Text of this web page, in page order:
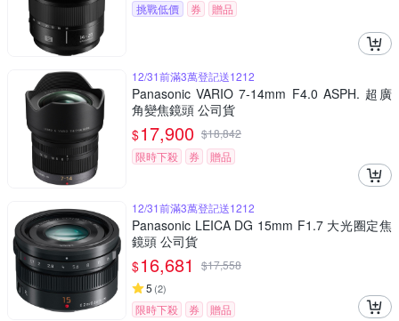
挑戰低價
券 贈品
12/31前滿3萬登記送1212
Panasonic VARIO 7-14mm F4.0 ASPH. 超廣
角變焦鏡頭 公司貨
$17,900 $18,842
限時下殺
券 贈品
12/31前滿3萬登記送1212
Panasonic LEICA DG 15mm F1.7 大光圈定焦
鏡頭 公司貨
$16,681 $17,558
5 (2)
限時下殺 券 贈品